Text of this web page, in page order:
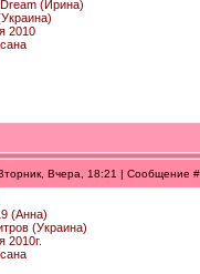
(Ирина)
2010
Вчера, 18:21 | Сообщение
(Анна)
(Украина)
2010г.